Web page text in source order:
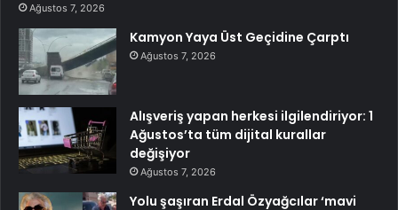
Ağustos 7, 2026
Kamyon Yaya Üst Geçidine Çarptı
Ağustos 7, 2026
Alışveriş yapan herkesi ilgilendiriyor: 1
Ağustos’ta tüm dijital kurallar
değişiyor
Ağustos 7, 2026
Yolu şaşıran Erdal Özyağcılar ‘mavi